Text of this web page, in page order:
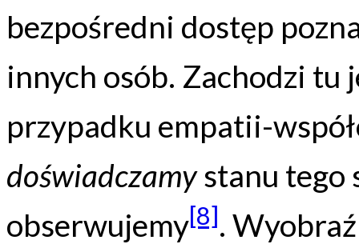
bezpośredni dostęp
innych osób. Zachodzi
przypadku empatii-
doświadczamystanu tego
obserwujemy[8].